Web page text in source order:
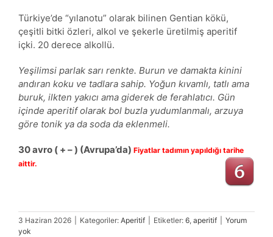
Türkiye’de “yılanotu” olarak bilinen Gentian kökü,
çeşitli bitki özleri, alkol ve şekerle üretilmiş aperitif
içki. 20 derece alkollü.
Yeşilimsi parlak sarı renkte. Burun ve damakta kinini
andıran koku ve tadlara sahip. Yoğun kıvamlı, tatlı ama
buruk, ilkten yakıcı ama giderek de ferahlatıcı. Gün
içinde aperitif olarak bol buzla yudumlanmalı, arzuya
göre tonik ya da soda da eklenmeli.
30avro( + – ) (Avrupa’da) Fiyatlar tadımın yapıldığı tarihe
aittir.
3 Haziran 2026 Kategoriler: Aperitif Etiketler: 6, aperitif
Yorum
yok